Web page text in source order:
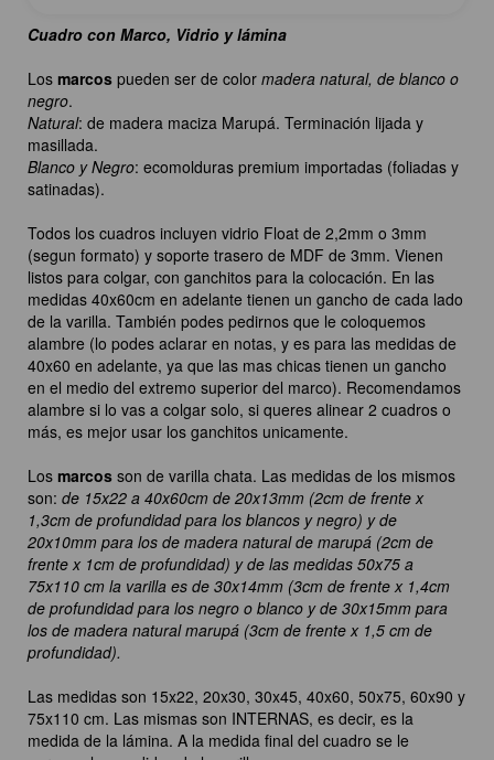
Cuadro con Marco, Vidrio y lámina
Los marcos pueden ser de color madera natural, de blanco o
negro.
Natural: de madera maciza Marupá. Terminación lijada y
masillada.
Blanco y Negro: ecomolduras premium importadas (foliadas y
satinadas).
Todos los cuadros incluyen vidrio Float de 2,2mm o 3mm
(segun formato) y soporte trasero de MDF de 3mm. Vienen
listos para colgar, con ganchitos para la colocación. En las
medidas 40x60cm en adelante tienen un gancho de cada lado
de la varilla. También podes pedirnos que le coloquemos
alambre (lo podes aclarar en notas, y es para las medidas de
40x60 en adelante, ya que las mas chicas tienen un gancho
en el medio del extremo superior del marco). Recomendamos
alambre si lo vas a colgar solo, si queres alinear 2 cuadros o
más, es mejor usar los ganchitos unicamente.
Los marcos son de varilla chata. Las medidas de los mismos
son: de 15x22 a 40x60cm de 20x13mm (2cm de frente x
1,3cm de profundidad para los blancos y negro) y de
20x10mm para los de madera natural de marupá (2cm de
frente x 1cm de profundidad) y de las medidas 50x75 a
75x110 cm la varilla es de 30x14mm (3cm de frente x 1,4cm
de profundidad para los negro o blanco y de 30x15mm para
los de madera natural marupá (3cm de frente x 1,5 cm de
profundidad).
Las medidas son 15x22, 20x30, 30x45, 40x60, 50x75, 60x90 y
75x110 cm. Las mismas son INTERNAS, es decir, es la
medida de la lámina. A la medida final del cuadro se le